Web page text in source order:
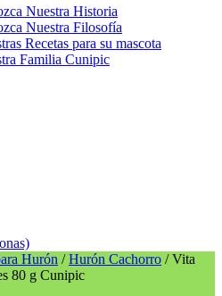
Nuestra Historia
Nuestra Filosofía
Recetas para su mascota
Familia Cunipic
Hurón /Hurón Cachorro / Vita
80 g Cunipic